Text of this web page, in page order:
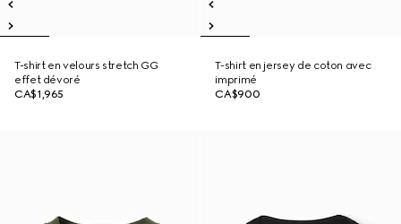
T-shirt en velours stretch GG
effet dévoré
CA$1,965
T-shirt en jersey de coton avec
imprimé
CA$900